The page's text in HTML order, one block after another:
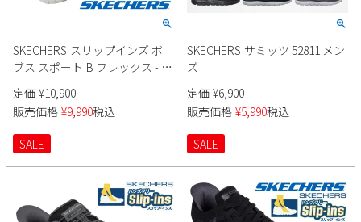
SKECHERS スリップインズ ボ
ブス スポート B フレックス - ス
ムース エッジ 118116 メンズ
定価 ¥10,900
販売価格 ¥9,990税込
SALE
SKECHERS サミッツ 52811 メン
ズ
定価 ¥6,900
販売価格 ¥5,990税込
SALE